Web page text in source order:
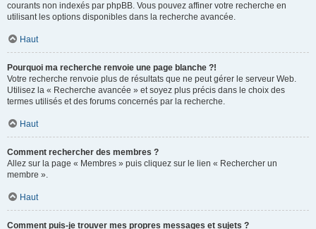
courants non indexés par phpBB. Vous pouvez affiner votre recherche en
utilisant les options disponibles dans la recherche avancée.
Haut
Pourquoi ma recherche renvoie une page blanche ?!
Votre recherche renvoie plus de résultats que ne peut gérer le serveur Web.
Utilisez la « Recherche avancée » et soyez plus précis dans le choix des
termes utilisés et des forums concernés par la recherche.
Haut
Comment rechercher des membres ?
Allez sur la page « Membres » puis cliquez sur le lien « Rechercher un
membre ».
Haut
Comment puis-je trouver mes propres messages et sujets ?